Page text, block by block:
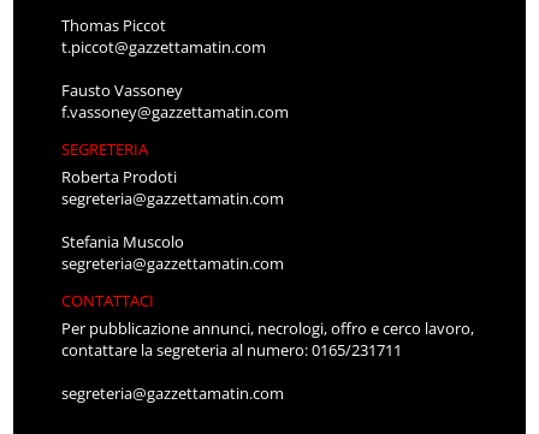
Thomas Piccot
t.piccot@gazzettamatin.com
Fausto Vassoney
f.vassoney@gazzettamatin.com
SEGRETERIA
Roberta Prodoti
segreteria@gazzettamatin.com
Stefania Muscolo
segreteria@gazzettamatin.com
CONTATTACI
Per pubblicazione annunci, necrologi, offro e cerco lavoro,
contattare la segreteria al numero: 0165/231711
segreteria@gazzettamatin.com